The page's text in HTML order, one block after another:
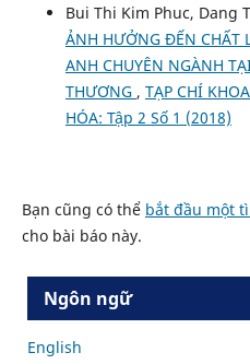
Bui Thi Kim Phuc, Dang
ẢNH HƯỞNG ĐẾN CHẤT
ANH CHUYÊN NGÀNH
THƯƠNG , TẠP CHÍ
HÓA: Tập 2 Số 1 (2018)
Bạn cũng có thể bắt đầu một
cho bài báo này.
Ngôn ngữ
English